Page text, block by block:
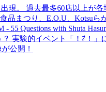
現。 過去最多60店以上が
品まつり、E.O.U、Kotsuら
55 Questions with Shuta
実験的イベント「！⇄！
公開！